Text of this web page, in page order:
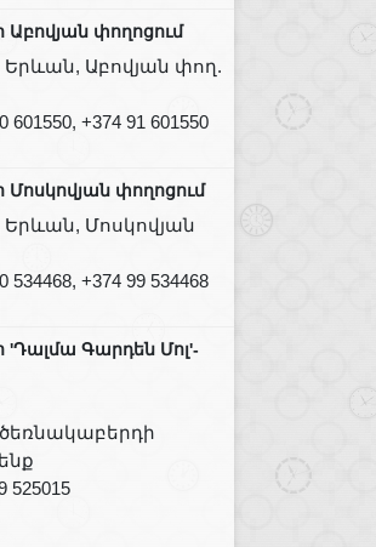
Աբովյան փողոցում
Աբովյան փող.
601550, +374 91 601550
Մոսկովյան փողոցում
Մոսկովյան
534468, +374 99 534468
'Դալմա Գարդեն Մոլ'-
525015